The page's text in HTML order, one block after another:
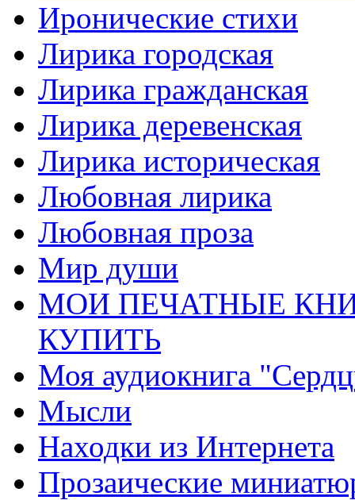
Иронические стихи
Лирика городская
Лирика гражданская
Лирика деревенская
Лирика историческая
Любовная лирика
Любовная проза
Мир души
МОИ ПЕЧАТНЫЕ
КУПИТЬ
Моя аудиокнига
Мысли
Находки из Интернета
Прозаические